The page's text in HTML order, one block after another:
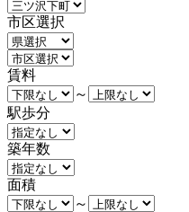
市区選択
賃料
～
駅歩分
築年数
面積
～